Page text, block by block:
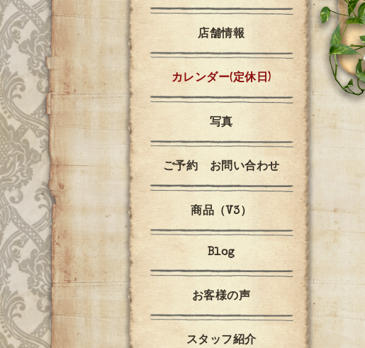
店舗情報
カレンダー(定休日)
写真
ご予約 お問い合わせ
商品（V3）
Blog
お客様の声
スタッフ紹介